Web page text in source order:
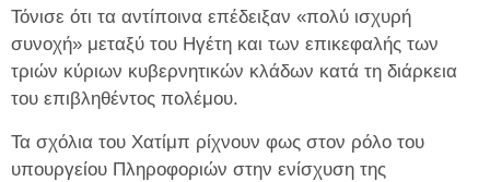
Τόνισε ότι τα αντίποινα επέδειξαν «πολύ ισχυρή
συνοχή» μεταξύ του Ηγέτη και των επικεφαλής των
τριών κύριων κυβερνητικών κλάδων κατά τη διάρκεια
του επιβληθέντος πολέμου.
Τα σχόλια του Χατίμπ ρίχνουν φως στον ρόλο του
υπουργείου Πληροφοριών στην ενίσχυση της